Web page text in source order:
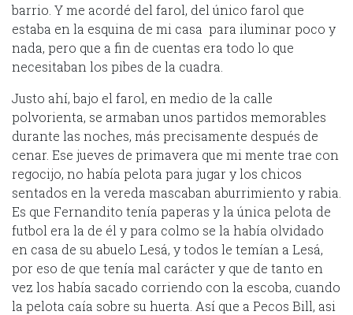
barrio. Y me acordé del farol, del único farol que
estaba en la esquina de mi casa para iluminar poco y
nada, pero que a fin de cuentas era todo lo que
necesitaban los pibes de la cuadra.
Justo ahí, bajo el farol, en medio de la calle
polvorienta, se armaban unos partidos memorables
durante las noches, más precisamente después de
cenar. Ese jueves de primavera que mi mente trae con
regocijo, no había pelota para jugar y los chicos
sentados en la vereda mascaban aburrimiento y rabia.
Es que Fernandito tenía paperas y la única pelota de
futbol era la de él y para colmo se la había olvidado
en casa de su abuelo Lesá, y todos le temían a Lesá,
por eso de que tenía mal carácter y que de tanto en
vez los había sacado corriendo con la escoba, cuando
la pelota caía sobre su huerta. Así que a Pecos Bill, asi